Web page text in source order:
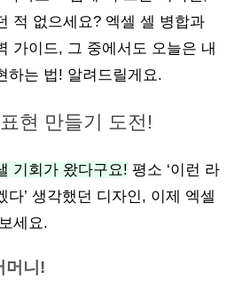
적 없으세요? 엑셀 셀 병합과
가이드, 그 중에서도 오늘은 내
하는 법! 알려드릴게요.
현 만들기 도전!
기회가 왔다구요! 평소 ‘이런 라
다’ 생각했던 디자인, 이제 엑셀
세요.
머니!